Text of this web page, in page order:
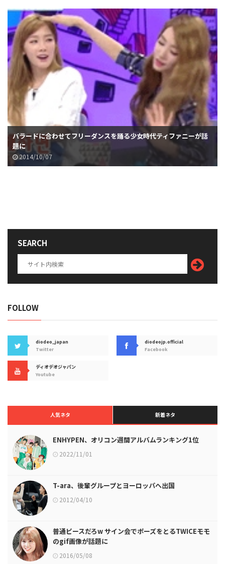
バラードに合わせてフリーダンスを踊る少女時代ティファニーが話
題に
2014/10/07
SEARCH
FOLLOW
diodeo_japan
Twitter
diodeojp.official
Facebook
ディオデオジャパン
Youtube
人気ネタ 新着ネタ
ENHYPEN、オリコン週間アルバムランキング1位
2022/11/01
T-ara、後輩グループとヨーロッパへ出国
2012/04/10
普通ピースだろw サイン会でポーズをとるTWICEモモ
のgif画像が話題に
2016/05/08